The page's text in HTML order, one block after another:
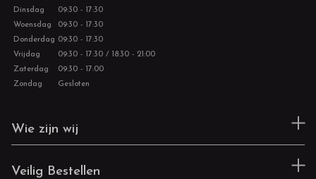
Dinsdag
09:30 - 17:30
Woensdag
09:30 - 17:30
Donderdag 09:30 - 17:30
Vrijdag
09:30 - 17:30 / 18:30 - 21:00
Zaterdag
09:30 - 17:00
Zondag
Gesloten
Wie zijn wij
Veilig Bestellen